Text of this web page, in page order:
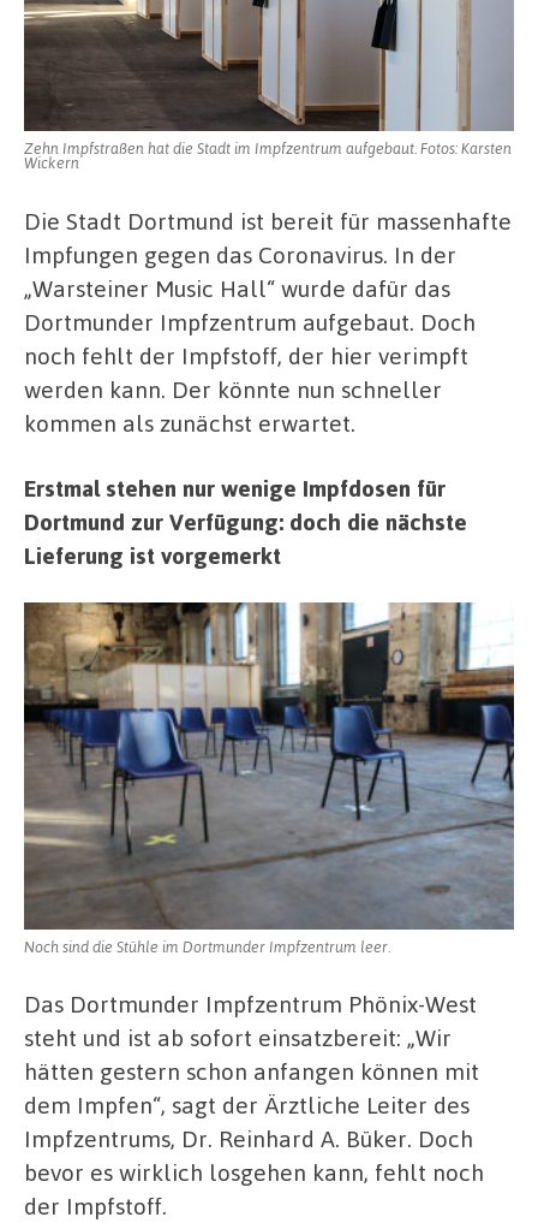
sofort
Zehn Impfstraßen hat die Stadt im Impfzentrum aufgebaut. Fotos: Karsten
Wickern
Die Stadt Dortmund ist bereit für massenhafte
Impfungen gegen das Coronavirus. In der
„Warsteiner Music Hall“ wurde dafür das
Dortmunder Impfzentrum aufgebaut. Doch
noch fehlt der Impfstoff, der hier verimpft
werden kann. Der könnte nun schneller
kommen als zunächst erwartet.
Erstmal stehen nur wenige Impfdosen für
Dortmund zur Verfügung: doch die nächste
Lieferung ist vorgemerkt
Noch sind die Stühle im Dortmunder Impfzentrum leer.
Das Dortmunder Impfzentrum Phönix-West
steht und ist ab sofort einsatzbereit: „Wir
hätten gestern schon anfangen können mit
dem Impfen“, sagt der Ärztliche Leiter des
Impfzentrums, Dr. Reinhard A. Büker. Doch
bevor es wirklich losgehen kann, fehlt noch
der Impfstoff.